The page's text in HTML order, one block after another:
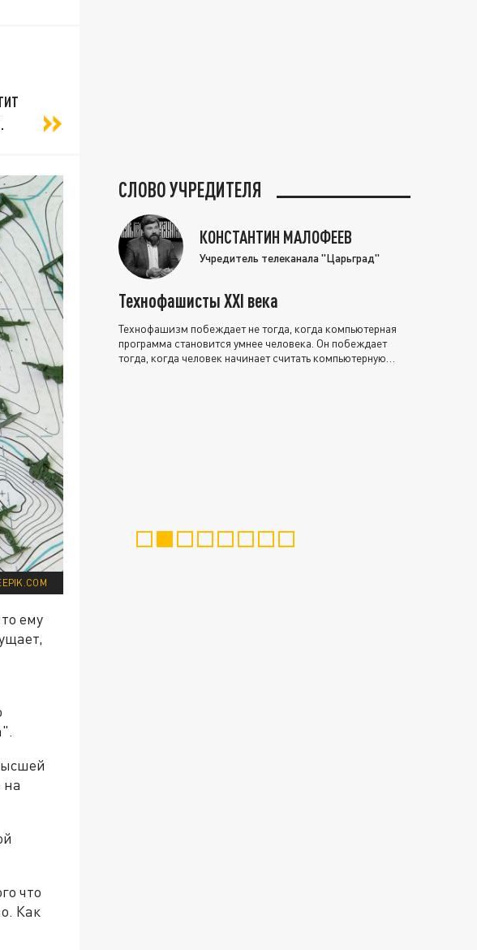
ему
на
что
Как
СЛОВО УЧРЕДИТЕЛЯ
КОНСТАНТИН МАЛОФЕЕВ
Учредитель телеканала "Царьград"
Технофашисты XXI века
Технофашизм побеждает не тогда, когда компьютерная
программа становится умнее человека. Он побеждает
тогда, когда человек начинает считать компьютерную